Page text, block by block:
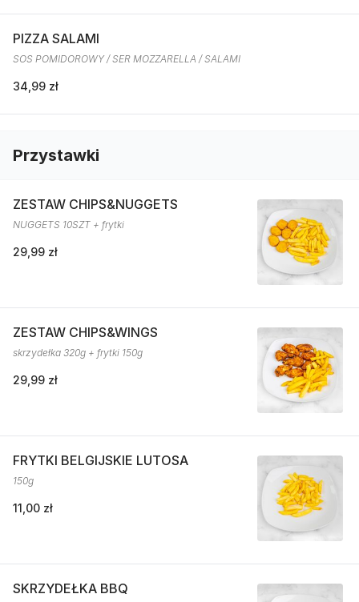
PIZZA SALAMI
SOS POMIDOROWY / SER MOZZARELLA / SALAMI
34,99 zł
Przystawki
ZESTAW CHIPS&NUGGETS
NUGGETS 10SZT + frytki
29,99 zł
ZESTAW CHIPS&WINGS
skrzydełka 320g + frytki 150g
29,99 zł
FRYTKI BELGIJSKIE LUTOSA
150g
11,00 zł
SKRZYDEŁKA BBQ